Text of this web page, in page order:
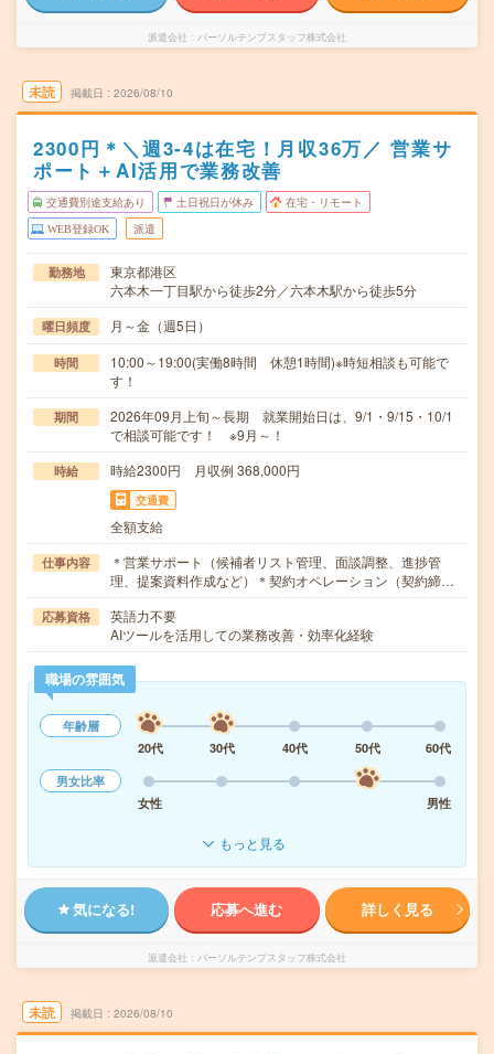
派遣会社 パーソルテンプスタッフ株式会社
未読 掲載日 2026/08/10
2300円＊＼週3-4は在宅！月収36万／ 営業サ
ポート＋AI活用で業務改善
交通費別途支給あり 土日祝日が休み 在宅・リモート
WEB登録OK 派遣
勤務地
東京都港区
六本木一丁目駅から徒歩2分／六本木駅から徒歩5分
曜日頻度 月～金（週5日）
時間
10:00～19:00(実働8時間 休憩1時間)※時短相談も可能で
す！
期間
2026年09月上旬～長期 就業開始日は、9/1・9/15・10/1
で相談可能です！ ※9月～！
時給 時給2300円 月収例 368,000円
交通費
全額支給
仕事内容
＊営業サポート（候補者リスト管理、面談調整、進捗管
理、提案資料作成など）＊契約オペレーション（契約締…
応募資格
英語力不要
AIツールを活用しての業務改善・効率化経験
職場の雰囲気
年齢層
20代
30代 40代 50代
60代
男女比率
女性
男性
もっと見る
気になる! 応募へ進む 詳しく見る
派遣会社 パーソルテンプスタッフ株式会社
未読 掲載日 2026/08/10